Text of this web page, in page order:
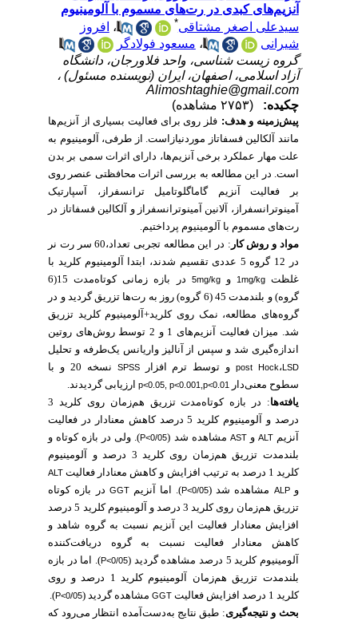
آنزیم‌های کبدی در رت‌های مسموم با آلومینیوم
سیدعلی اصغر مشتاقی
،افروز
شیرانی
،مسعود فولادگر
گروه زیست شناسی، واحد فلاورجان، دانشگاه
آزاد اسلامی، اصفهان، ایران (نویسنده مسئول) ،
Alimoshtaghie@gmail.com
چکیده:
پیش‌زمینه و هدف:فلز روی برای فعالیت بسیاری از آنزیم‌ها
مانند آلکالین فسفاتاز موردنیازاست. از طرفی، آلومینیوم به
علت مهار عملکرد برخی آنزیم‌ها، دارای اثرات سمی بر بدن
است. در این مطالعه به بررسی اثرات محافظتی عنصر روی
بر فعالیت آنزیم گاماگلوتامیل ترانسفراز، آسپارتیک
آمینوترانسفراز، آلانین آمینوترانسفراز و آلکالین فسفاتاز در
رت‌های مسموم با آلومینیوم پرداختیم.
مواد و روش‌ کار
: در این مطالعه تجربی تعداد،60 سر رت نر
در 12 گروه 5 عددی تقسیم شدند، ابتدا آلومینیوم کلرید با
غلظت1mg/kgو5mg/kg
در بازه زمانی کوتاه‌مدت 15(6
گروه) و بلندمدت 45 (6 گروه) روز به رت‌ها تزریق گردید و در
گروه‌های مطالعه، نمک روی کلرید+آلومینیوم کلرید تزریق
شد. میزان فعالیت آنزیم‌های 1 و 2 توسط روش‌های روتین
اندازه‌گیری شد و سپس از آنالیز واریانس یک‌طرفه و تحلیل
post Hock،LSD و توسط ترم افزارSPSS
نسخه 20 و با
سطوح معنی‌دار p<0.05, p<0.001,p<0.01ارزیابی گردیدند.
یافته‌ها
: در بازه کوتاه‌مدت تزریق هم‌زمان روی کلرید 3
درصد و آلومینیوم کلرید 5 درصد کاهش معنادار در فعالیت
آنزیمALTو ASTمشاهده شد (P<0/05). ولی در بازه کوتاه و
بلندمدت تزریق هم‌زمان روی کلرید 3 درصد و آلومینیوم
کلرید 1 درصد به ترتیب افزایش و کاهش معنادار فعالیت
ALT
ALPمشاهده شد (P<0/05). اما آنزیمGGTدر بازه کوتاه
تزریق هم‌زمان روی کلرید 3 درصد و آلومینیوم کلرید 5 درصد
افزایش معنادار فعالیت این آنزیم نسبت به گروه شاهد و
کاهش معنادار فعالیت نسبت به گروه دریافت‌کننده
آلومینیوم کلرید 5 درصد مشاهده گردید (
P<0/05). اما در بازه
بلندمدت تزریق هم‌زمان آلومینیوم کلرید 1 درصد و روی
کلرید 1 درصد افزایش فعالیت
GGTمشاهده گردید (P<0/05
).
بحث و نتیجه‌گیری : طبق نتایج به‌دست‌آمده انتظار می‌رود که